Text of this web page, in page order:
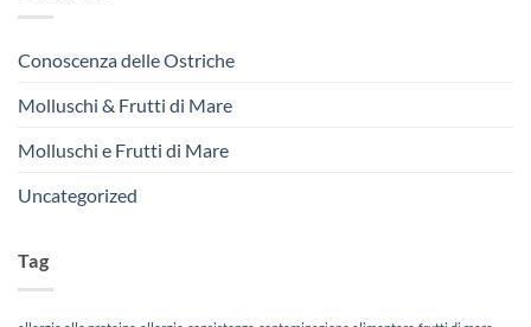
Conoscenza delle Ostriche
Molluschi & Frutti di Mare
Molluschi e Frutti di Mare
Uncategorized
Tag